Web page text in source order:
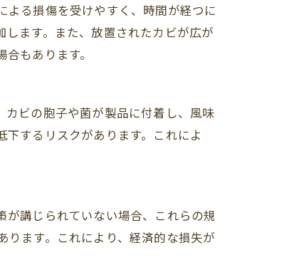
る損傷を受けやすく、時間が経つに
ます。また、放置されたカビが広が
もあります。
ビの胞子や菌が製品に付着し、風味
するリスクがあります。これによ
講じられていない場合、これらの規
ます。これにより、経済的な損失が